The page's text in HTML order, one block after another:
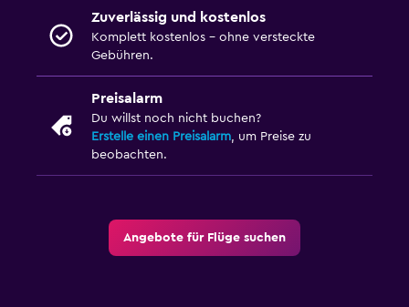
Zuverlässig und kostenlos
Komplett kostenlos – ohne versteckte
Gebühren.
Preisalarm
Du willst noch nicht buchen?
Erstelle einen Preisalarm , um Preise zu
beobachten.
Angebote für Flüge suchen